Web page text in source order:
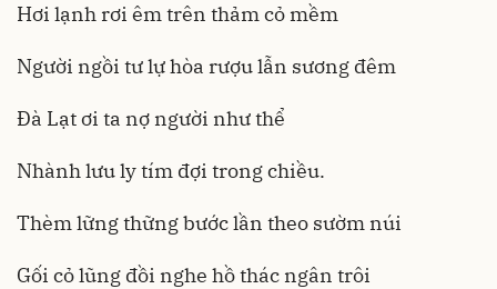
Hơi lạnh rơi êm trên thảm cỏ mềm
Người ngồi tư lự hòa rượu lẫn sương đêm
Đà Lạt ơi ta nợ người như thể
Nhành lưu ly tím đợi trong chiều.
Thèm lững thững bước lần theo sườm núi
Gối cỏ lũng đồi nghe hồ thác ngân trôi